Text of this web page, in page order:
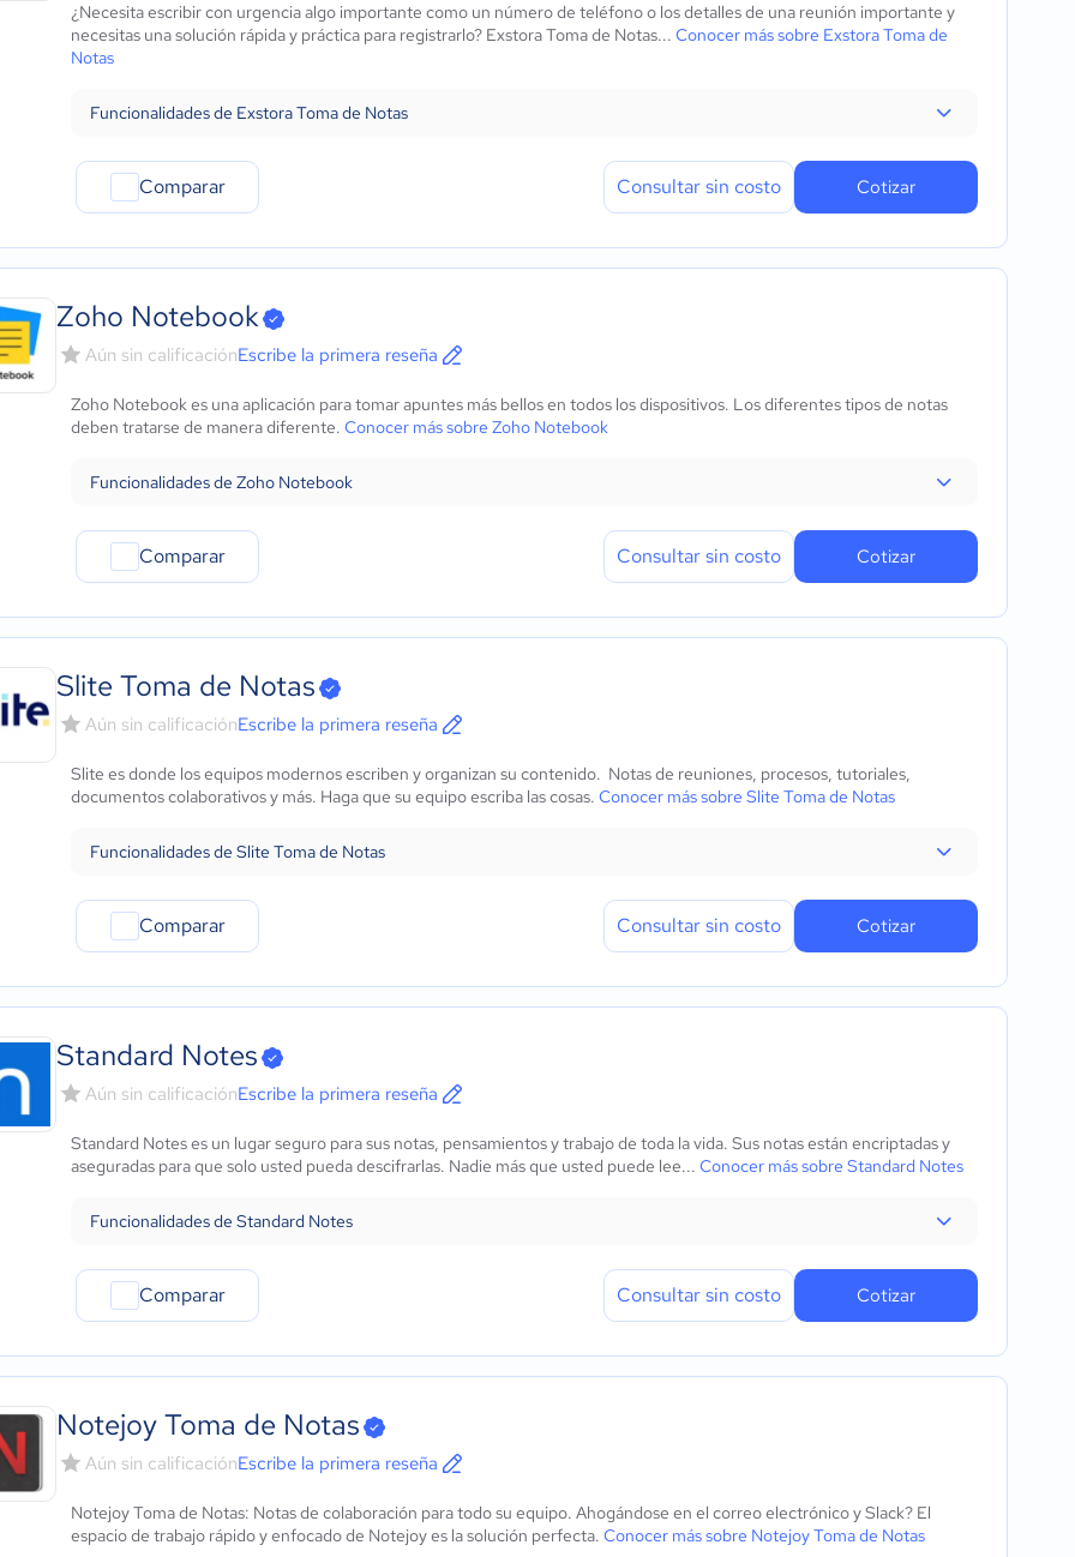
¿Necesita escribir con urgencia algo importante como un número de teléfono o los detalles de una reunión importante y
necesitas una solución rápida y práctica para registrarlo? Exstora Toma de Notas... Conocer más sobre Exstora Toma de
Notas
Funcionalidades de Exstora Toma de Notas
Comparar Consultar sin costo Cotizar
Zoho Notebook
Aún sin calificaciónEscribe la primera reseña
Zoho Notebook es una aplicación para tomar apuntes más bellos en todos los dispositivos. Los diferentes tipos de notas
deben tratarse de manera diferente. Conocer más sobre Zoho Notebook
Funcionalidades de Zoho Notebook
Comparar Consultar sin costo Cotizar
Slite Toma de Notas
Aún sin calificaciónEscribe la primera reseña
Slite es donde los equipos modernos escriben y organizan su contenido. Notas de reuniones, procesos, tutoriales,
documentos colaborativos y más. Haga que su equipo escriba las cosas. Conocer más sobre Slite Toma de Notas
Funcionalidades de Slite Toma de Notas
Comparar Consultar sin costo Cotizar
Standard Notes
Aún sin calificaciónEscribe la primera reseña
Standard Notes es un lugar seguro para sus notas, pensamientos y trabajo de toda la vida. Sus notas están encriptadas y
aseguradas para que solo usted pueda descifrarlas. Nadie más que usted puede lee... Conocer más sobre Standard Notes
Funcionalidades de Standard Notes
Comparar Consultar sin costo Cotizar
Notejoy Toma de Notas
Aún sin calificaciónEscribe la primera reseña
Notejoy Toma de Notas: Notas de colaboración para todo su equipo. Ahogándose en el correo electrónico y Slack? El
espacio de trabajo rápido y enfocado de Notejoy es la solución perfecta. Conocer más sobre Notejoy Toma de Notas